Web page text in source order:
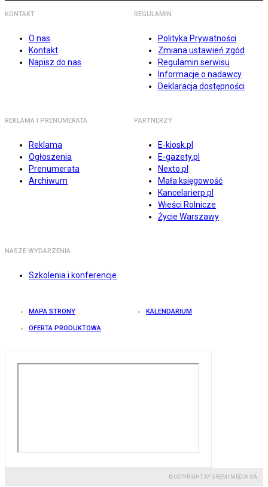
KONTAKT
O nas
Kontakt
Napisz do nas
REGULAMIN
Polityka Prywatności
Zmiana ustawień zgód
Regulamin serwisu
Informacje o nadawcy
Deklaracja dostępności
REKLAMA I PRENUMERATA
Reklama
Ogłoszenia
Prenumerata
Archiwum
PARTNERZY
E-kiosk.pl
E-gazety.pl
Nexto.pl
Mała księgowość
Kancelarierp.pl
Wieści Rolnicze
Życie Warszawy
NASZE WYDARZENIA
Szkolenia i konferencje
MAPA STRONY KALENDARIUM
OFERTA PRODUKTOWA
© COPYRIGHT BY GREMI MEDIA SA